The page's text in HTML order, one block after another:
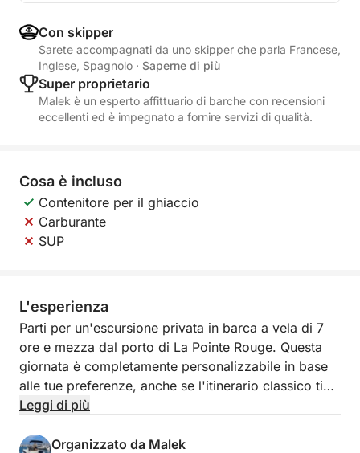
Con skipper
Sarete accompagnati da uno skipper che parla Francese,
Inglese, Spagnolo · Saperne di più
Super proprietario
Malek è un esperto affittuario di barche con recensioni
eccellenti ed è impegnato a fornire servizi di qualità.
Cosa è incluso
Contenitore per il ghiaccio
Carburante
SUP
L'esperienza
Parti per un'escursione privata in barca a vela di 7
ore e mezza dal porto di La Pointe Rouge. Questa
giornata è completamente personalizzabile in base
alle tue preferenze, anche se l'itinerario classico ti
porterà alla scoperta delle meraviglie del Parco
Frioul. Con una capacità di 7 passeggeri (+ skipper),
Leggi di più
Organizzato da Malek